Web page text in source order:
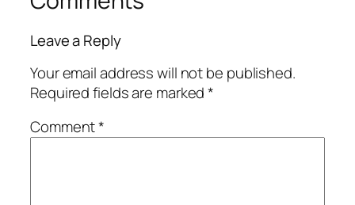
Leave a Reply
Your email address will not be published.
Required fields are marked*
Comment*